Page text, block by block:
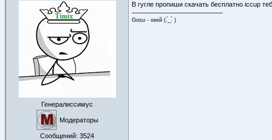
Генералиссимус
Модераторы
Сообщений: 3524
В гугле пропиши скачать бесплатно iccup
Gosu - окей (.́_.̀ )